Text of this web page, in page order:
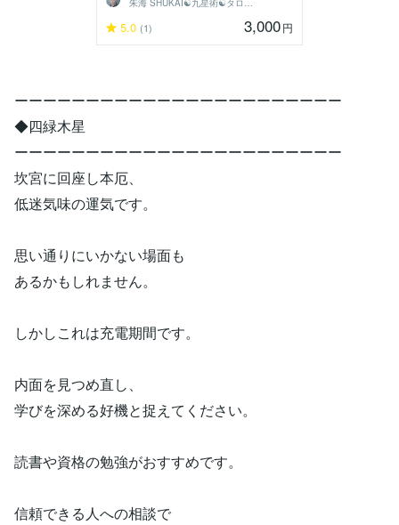
朱海 SHUKAI☯九星術☯タロット和尚
5.0 (1) 3,000円
ーーーーーーーーーーーーーーーーーーーーーーー
◆四緑木星
ーーーーーーーーーーーーーーーーーーーーーーー
坎宮に回座し本厄、
低迷気味の運気です。
思い通りにいかない場面も
あるかもしれません。
しかしこれは充電期間です。
内面を見つめ直し、
学びを深める好機と捉えてください。
読書や資格の勉強がおすすめです。
信頼できる人への相談で